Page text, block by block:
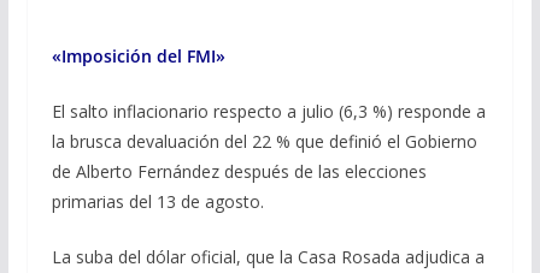
«Imposición del FMI»
El salto inflacionario respecto a julio (6,3 %) responde a
la brusca devaluación del 22 % que definió el Gobierno
de Alberto Fernández después de las elecciones
primarias del 13 de agosto.
La suba del dólar oficial, que la Casa Rosada adjudica a